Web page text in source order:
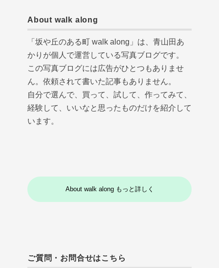
About walk along
「坂や丘のある町 walk along」は、青山田あ
かりが個人で運営している写真ブログです。
この写真ブログには広告がひとつもありませ
ん。依頼されて書いた記事もありません。
自分で選んで、買って、試して、作ってみて、
経験して、いいなと思ったものだけを紹介して
います。
About walk along もっと詳しく
ご質問・お問合せはこちら